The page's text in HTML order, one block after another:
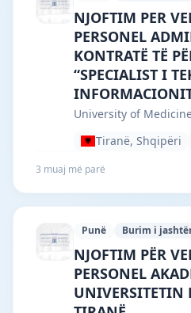
University of
NJOFTIM PER
PERSONEL
KONTRATË TË
“SPECIALIST I
University of
Tiranë, Shqipëri
3 muaj më parë
Punë Burim i
University of
NJOFTIM PËR
PERSONEL
UNIVERSITETIN